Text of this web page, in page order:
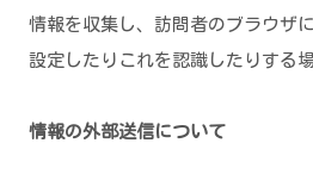
情報を収集し、訪問者のブラウザ
設定したりこれを認識したりする
情報の外部送信について